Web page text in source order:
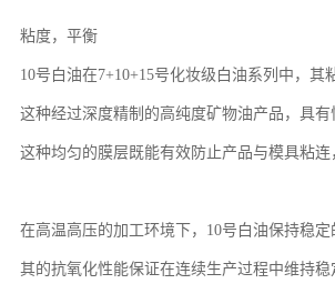
粘度，平衡
10号白油在7+10+15号化妆级白油系列中，其
这种经过深度精制的高纯度矿物油产品，具
这种均匀的膜层既能有效防止产品与模具粘
在高温高压的加工环境下，10号白油保持稳
其的抗氧化性能保证在连续生产过程中维持稳